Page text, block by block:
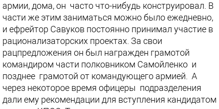
армии, дома, он часто что-нибудь конструировал. В
части же этим заниматься можно было ежедневно,
и ефрейтор Савуков постоянно принимал участие в
рационализаторских проектах. За свои
рацпредложения он был награжден грамотой
командиром части полковником Самойленко и
позднее грамотой от командующего армией. А
через некоторое время офицеры подразделения
дали ему рекомендации для вступления кандидатом